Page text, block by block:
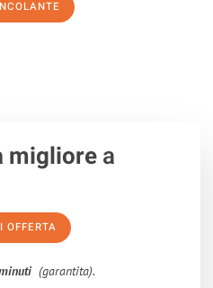
migliorea
OFFERTA
(garantita).